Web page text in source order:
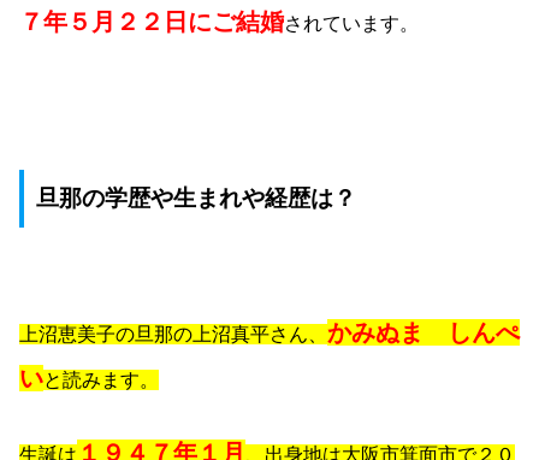
７年５月２２日にご結婚されています。
旦那の学歴や生まれや経歴は？
上沼恵美子の旦那の上沼真平さん、 かみぬま しんぺ
いと読みます。
生誕は １９４７年１月 、出身地は大阪市箕面市で２０